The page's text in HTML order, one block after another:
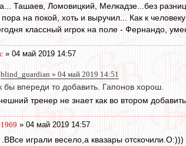
Ташаев, Ломовицкий, Мелкадзе...без
на покой, хоть и выручил... Как к
классный игрок на поле - Фернандо,
» 04 май 2019 14:57
blind_guardian » 04 май 2019 14:51
бы впереди то добавить. Гапонов хорош.
тренер не знает как во втором
» 04 май 2019 14:57
играли весело,а квазары отскочили.О:)))